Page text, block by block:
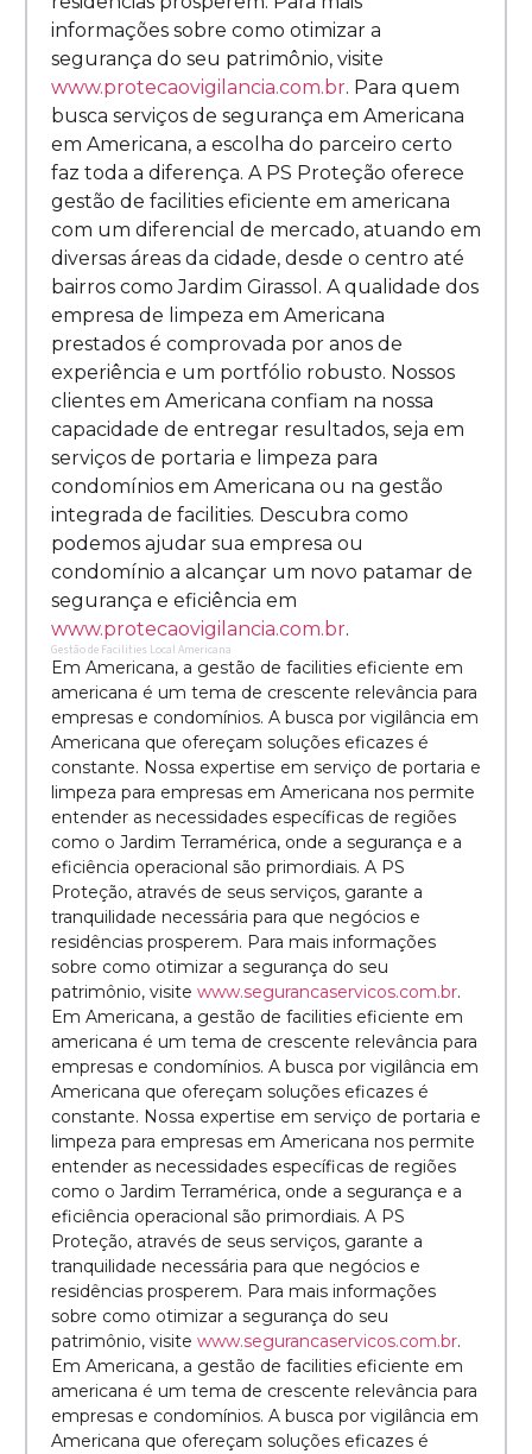
informações sobre como otimizar a
segurança do seu patrimônio, visite
www.protecaovigilancia.com.br. Para quem
busca serviços de segurança em Americana
em Americana, a escolha do parceiro certo
faz toda a diferença. A PS Proteção oferece
gestão de facilities eficiente em americana
com um diferencial de mercado, atuando em
diversas áreas da cidade, desde o centro até
bairros como Jardim Girassol. A qualidade dos
empresa de limpeza em Americana
prestados é comprovada por anos de
experiência e um portfólio robusto. Nossos
clientes em Americana confiam na nossa
capacidade de entregar resultados, seja em
serviços de portaria e limpeza para
condomínios em Americana ou na gestão
integrada de facilities. Descubra como
podemos ajudar sua empresa ou
condomínio a alcançar um novo patamar de
segurança e eficiência em
www.protecaovigilancia.com.br.
Gestão de Facilities Local Americana
Em Americana, a gestão de facilities eficiente em
americana é um tema de crescente relevância para
empresas e condomínios. A busca por vigilância em
Americana que ofereçam soluções eficazes é
constante. Nossa expertise em serviço de portaria e
limpeza para empresas em Americana nos permite
entender as necessidades específicas de regiões
como o Jardim Terramérica, onde a segurança e a
eficiência operacional são primordiais. A PS
Proteção, através de seus serviços, garante a
tranquilidade necessária para que negócios e
residências prosperem. Para mais informações
sobre como otimizar a segurança do seu
patrimônio, visite www.segurancaservicos.com.br.
Em Americana, a gestão de facilities eficiente em
americana é um tema de crescente relevância para
empresas e condomínios. A busca por vigilância em
Americana que ofereçam soluções eficazes é
constante. Nossa expertise em serviço de portaria e
limpeza para empresas em Americana nos permite
entender as necessidades específicas de regiões
como o Jardim Terramérica, onde a segurança e a
eficiência operacional são primordiais. A PS
Proteção, através de seus serviços, garante a
tranquilidade necessária para que negócios e
residências prosperem. Para mais informações
sobre como otimizar a segurança do seu
patrimônio, visite www.segurancaservicos.com.br.
Em Americana, a gestão de facilities eficiente em
americana é um tema de crescente relevância para
empresas e condomínios. A busca por vigilância em
Americana que ofereçam soluções eficazes é